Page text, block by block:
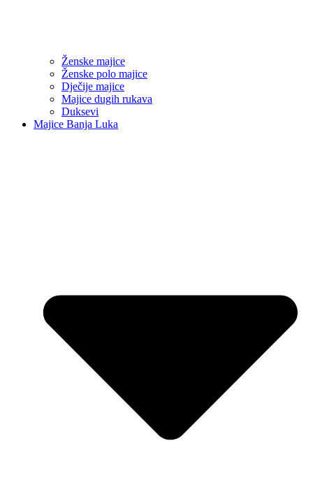
Ženske majice
Ženske polo majice
Dječije majice
Majice dugih rukava
Duksevi
Majice Banja Luka